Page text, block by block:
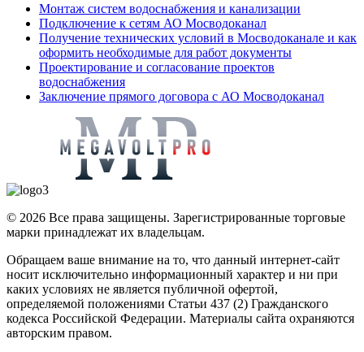
Монтаж систем водоснабжения и канализации
Подключение к сетям АО Мосводоканал
Получение технических условий в Мосводоканале и как
оформить необходимые для работ документы
Проектирование и согласование проектов
водоснабжения
Заключение прямого договора с АО Мосводоканал
© 2026 Все права защищены. Зарегистрированные торговые
марки принадлежат их владельцам.
Обращаем ваше внимание на то, что данный интернет-сайт
носит исключительно информационный характер и ни при
каких условиях не является публичной офертой,
определяемой положениями Статьи 437 (2) Гражданского
кодекса Российской Федерации. Материалы сайта охраняются
авторским правом.